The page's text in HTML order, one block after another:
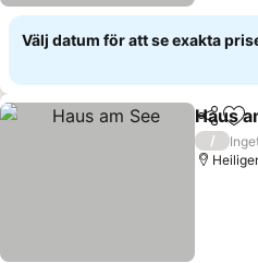
Välj datum för att se exakta
Dela
Haus
/